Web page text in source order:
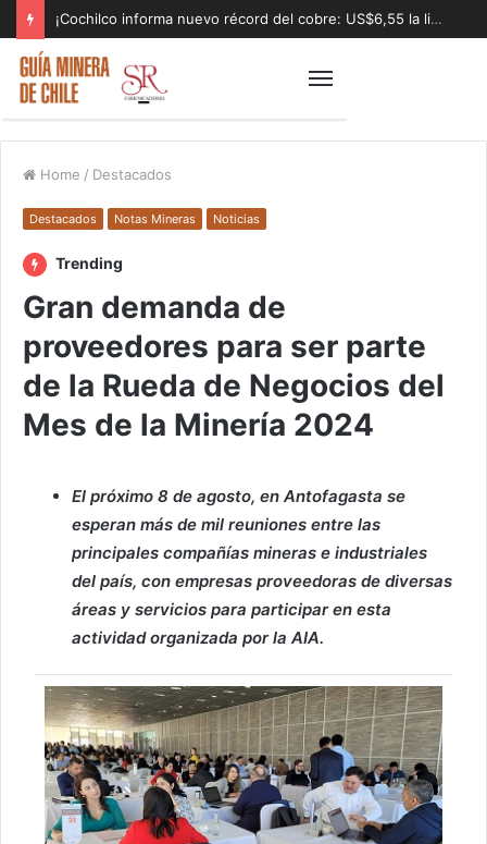
¡Cochilco informa nuevo récord del cobre: US$6,55 la libra!
Home / Destacados
Destacados Notas Mineras Noticias
Trending
Gran demanda de
proveedores para ser parte
de la Rueda de Negocios del
Mes de la Minería 2024
El próximo 8 de agosto, en Antofagasta se
esperan más de mil reuniones entre las
principales compañías mineras e industriales
del país, con empresas proveedoras de diversas
áreas y servicios para participar en esta
actividad organizada por la AIA.